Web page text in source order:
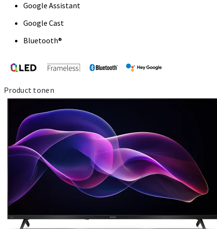
Google Assistant
Google Cast
Bluetooth®
Product tonen